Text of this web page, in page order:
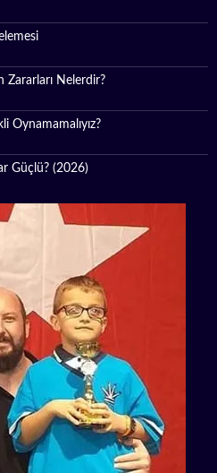
Zararları Nelerdir?
Oynamamalıyız?
Güçlü? (2026)